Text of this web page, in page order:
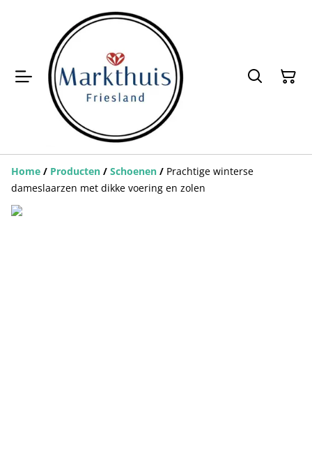
Home / Producten / Schoenen / Prachtige winterse
dameslaarzen met dikke voering en zolen